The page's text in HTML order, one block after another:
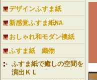
デザインふすま紙
新感覚ふすま紙NA
おしゃれ和モダン襖紙
ふすま紙 織物
ふすま紙で癒しの空間を
演出ＫＬ